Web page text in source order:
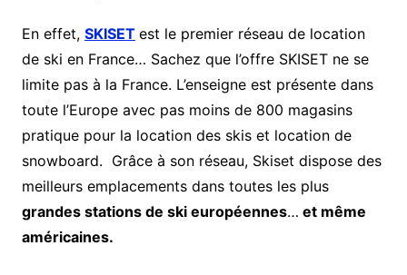
En effet, SKISET est le premier réseau de location
de ski en France… Sachez que l’offre SKISET ne se
limite pas à la France. L’enseigne est présente dans
toute l’Europe avec pas moins de 800 magasins
pratique pour la location des skis et location de
snowboard. Grâce à son réseau, Skiset dispose des
meilleurs emplacements dans toutes les plus
grandes stations de ski européennes… et même
américaines.